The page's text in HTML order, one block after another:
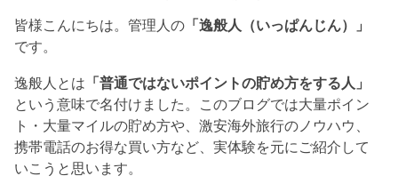
皆様こんにちは。管理人の 「逸般人（いっぱんじん）」
です。
逸般人とは 「普通ではないポイントの貯め方をする人」
という意味で名付けました。このブログでは大量ポイン
ト・大量マイルの貯め方や、激安海外旅行のノウハウ、
携帯電話のお得な買い方など、実体験を元にご紹介して
いこうと思います。